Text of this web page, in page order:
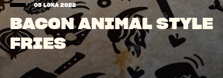
05 LOKA 2022
BACON ANIMAL STYLE
FRIES